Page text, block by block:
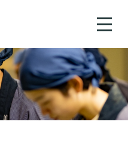
toggle